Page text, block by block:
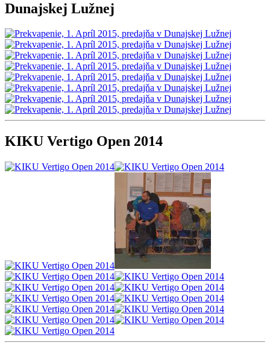
Dunajskej Lužnej
KIKU Vertigo Open 2014